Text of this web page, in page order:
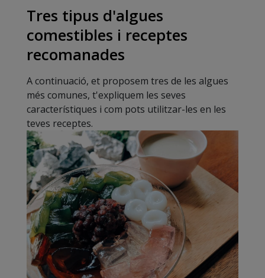
Tres tipus d'algues
comestibles i receptes
recomanades
A continuació, et proposem tres de les algues
més comunes, t'expliquem les seves
característiques i com pots utilitzar-les en les
teves receptes.